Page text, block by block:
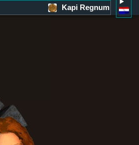
Kapi Regnum